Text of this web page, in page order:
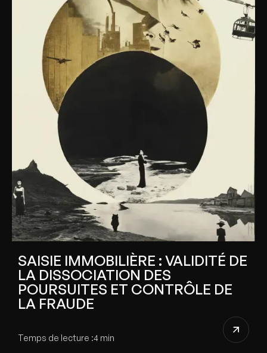
SAISIE IMMOBILIÈRE : VALIDITÉ DE
LA DISSOCIATION DES
POURSUITES ET CONTRÔLE DE
LA FRAUDE
Temps de lecture :4 min